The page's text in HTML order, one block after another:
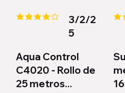
la calificación promedio es 4.1 de
3/2/2
5
Aqua Control
C4020 - Rollo de
25 metros...
la